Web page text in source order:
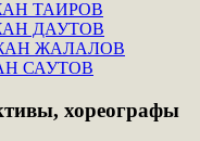
ТАИРОВ
ДАУТОВ
ЖАЛАЛОВ
САУТОВ
хореографы